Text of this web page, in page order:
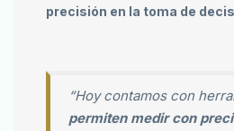
precisión en la toma de
“Hoy contamos con
permiten medir con